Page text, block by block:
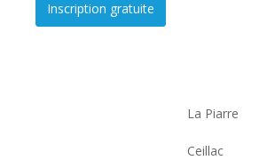
La Piarre
Ceillac